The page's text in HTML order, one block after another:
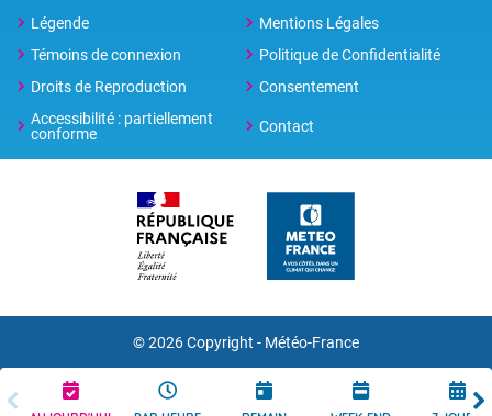
Légende
Mentions Légales
Témoins de connexion
Politique de Confidentialité
Droits de Reproduction
Consentement
Accessibilité : partiellement
conforme
Contact
© 2026 Copyright - Météo-France